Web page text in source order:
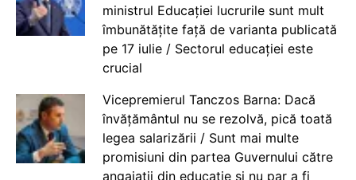
ministrul Educației lucrurile sunt mult
îmbunătățite față de varianta publicată
pe 17 iulie / Sectorul educației este
crucial
Vicepremierul Tanczos Barna: Dacă
învățământul nu se rezolvă, pică toată
legea salarizării / Sunt mai multe
promisiuni din partea Guvernului către
angajații din educație și nu par a fi